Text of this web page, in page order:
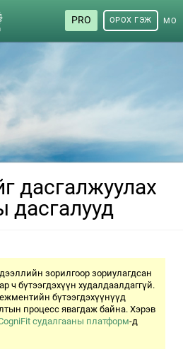
PRO
ХЭЛ
ОРОХ ГЭЖ
дасгалжуулах
дасгалууд
зорилгоор зориулагдсан
ч бүтээгдэхүүн худалдаалдаггүй.
бүтээгдэхүүнүүд
процесс явагдаж байна. Хэрэв
судалгааны платформ-д